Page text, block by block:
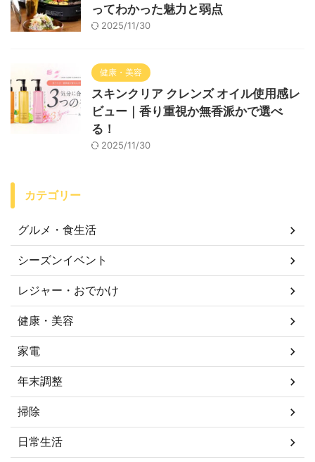
ってわかった魅力と弱点
2025/11/30
健康・美容
スキンクリア クレンズ オイル使用感レ
ビュー｜香り重視か無香派かで選べ
る！
2025/11/30
カテゴリー
グルメ・食生活
シーズンイベント
レジャー・おでかけ
健康・美容
家電
年末調整
掃除
日常生活